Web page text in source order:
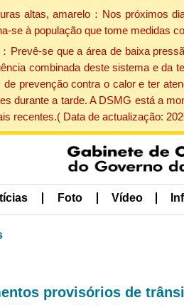
altas, amarelo：Nos próximos
se à população que tome medidas
Prevê-se que a área de baixa
combinada deste sistema e da
prevenção contra o calor e ter
durante a tarde. A DSMG está a
recentes.( Data de actualização:
Foto Vídeo
provisórios de